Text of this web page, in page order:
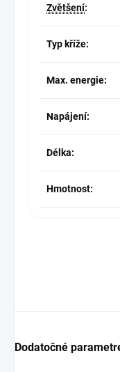
Zvětšení:
Typ kříže:
Max. energie:
Napájení:
Délka:
Hmotnost:
Dodatočné